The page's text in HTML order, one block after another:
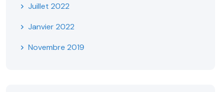
Juillet 2022
Janvier 2022
Novembre 2019